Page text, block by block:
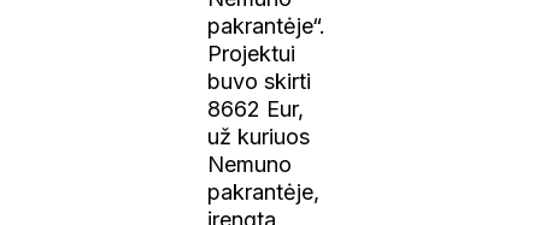
pakrantėje“.
Projektui
buvo skirti
8662 Eur,
už kuriuos
Nemuno
pakrantėje,
įrengta